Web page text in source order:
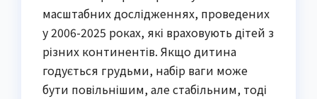
масштабних дослідженнях, проведених
у 2006-2025 роках, які враховують дітей з
різних континентів. Якщо дитина
годується грудьми, набір ваги може
бути повільнішим, але стабільним, тоді